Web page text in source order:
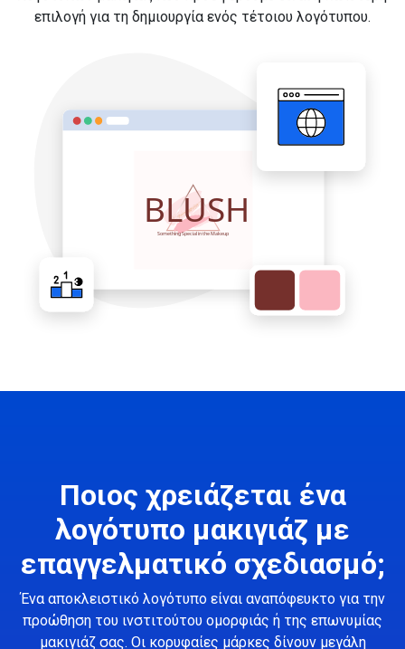
επιλογή για τη δημιουργία ενός τέτοιου λογότυπου.
Ποιος χρειάζεται ένα
λογότυπο μακιγιάζ με
επαγγελματικό σχεδιασμό;
Ένα αποκλειστικό λογότυπο είναι αναπόφευκτο για την
προώθηση του ινστιτούτου ομορφιάς ή της επωνυμίας
μακιγιάζ σας. Οι κορυφαίες μάρκες δίνουν μεγάλη